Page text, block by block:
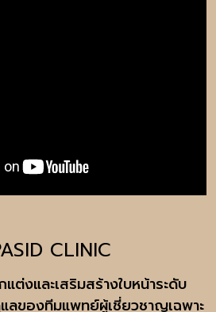
CLINIC
งและเสริมสร้างใบหน้าระดับ
ลของทีมแพทย์ผู้เชี่ยวชาญเฉพาะ